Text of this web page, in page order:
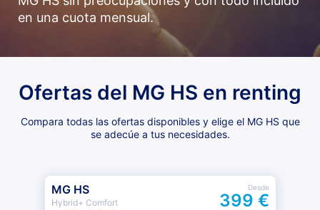
en una cuota mensual.
Ofertas del MG HS en renting
Compara todas las ofertas disponibles y elige el MG HS que
se adecúe a tus necesidades.
MG HS
Hybrid+ Comfort
Desde
399 €